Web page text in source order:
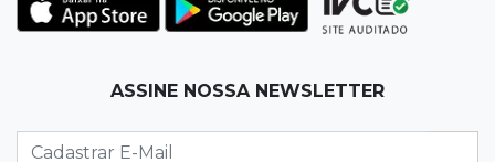
Granizo danifica telhados e plantações
Inter perde para o Corinthians mas avança às
ASSINE NOSSA NEWSLETTER